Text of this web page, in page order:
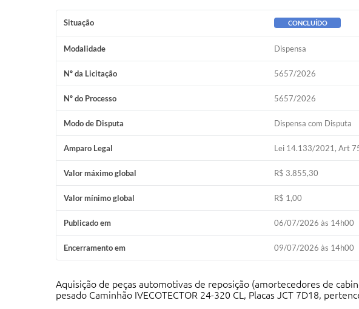
Situação CONCLUÍDO
Modalidade Dispensa
Nº da Licitação 5657/2026
Nº do Processo 5657/2026
Modo de Disputa Dispensa com Disputa
Amparo Legal Lei 14.133/2021, Art
Valor máximo global R$ 3.855,30
Valor mínimo global R$ 1,00
Publicado em 06/07/2026 às 14h00
Encerramento em 09/07/2026 às 14h00
Aquisição de peças automotivas de reposição (amortecedores de
pesado Caminhão IVECOTECTOR 24-320 CL, Placas JCT 7D18,